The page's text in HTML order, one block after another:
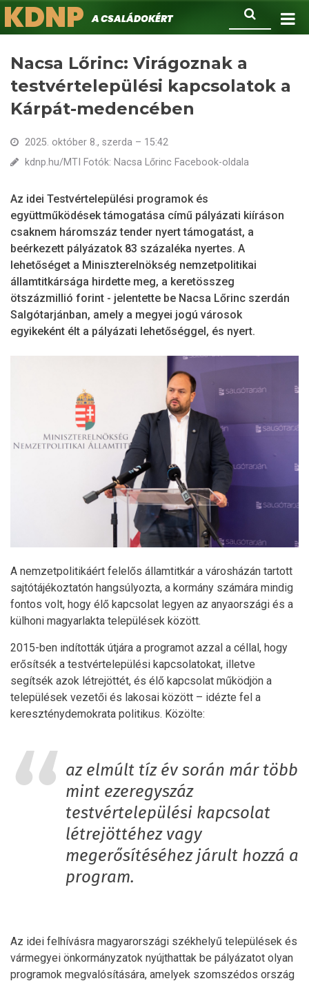
Ugrás
a
Keresés
KDNPA családokért.
Nacsa Lőrinc: Virágoznak a
testvértelepülési kapcsolatok a
Kárpát-medencében
2025. október 8., szerda – 15:42
kdnp.hu/MTI Fotók: Nacsa Lőrinc Facebook-oldala
Az idei Testvértelepülési programok és
együttműködések támogatása című pályázati kiíráson
csaknem háromszáz tender nyert támogatást, a
beérkezett pályázatok 83 százaléka nyertes. A
lehetőséget a Miniszterelnökség nemzetpolitikai
államtitkársága hirdette meg, a keretösszeg
ötszázmillió forint - jelentette be Nacsa Lőrinc szerdán
Salgótarjánban, amely a megyei jogú városok
egyikeként élt a pályázati lehetőséggel, és nyert.
A nemzetpolitikáért felelős államtitkár a városházán tartott
sajtótájékoztatón hangsúlyozta, a kormány számára mindig
fontos volt, hogy élő kapcsolat legyen az anyaországi és a
külhoni magyarlakta települések között.
2015-ben indították útjára a programot azzal a céllal, hogy
erősítsék a testvértelepülési kapcsolatokat, illetve
segítsék azok létrejöttét, és élő kapcsolat működjön a
települések vezetői és lakosai között – idézte fel a
kereszténydemokrata politikus. Közölte:
az elmúlt tíz év során már több
mint ezeregyszáz
testvértelepülési kapcsolat
létrejöttéhez vagy
megerősítéséhez járult hozzá a
program.
Az idei felhívásra magyarországi székhelyű települések és
vármegyei önkormányzatok nyújthattak be pályázatot olyan
programok megvalósítására, amelyek szomszédos ország